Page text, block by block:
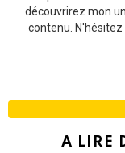
découvrirez mon
contenu.
A LIRE